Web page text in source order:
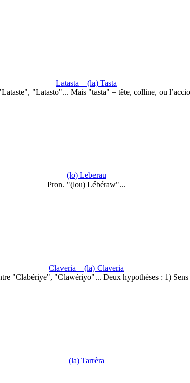
Latasta + (la) Tasta
"Latasto"... Mais "tasta" = tête, colline, ou
(lo) Leberau
Pron. "(lou) Lébéraw"...
Claveria + (la) Claveria
"Clabériye", "Clawériyo"... Deux hypothèses : 1)
(la) Tarrèra